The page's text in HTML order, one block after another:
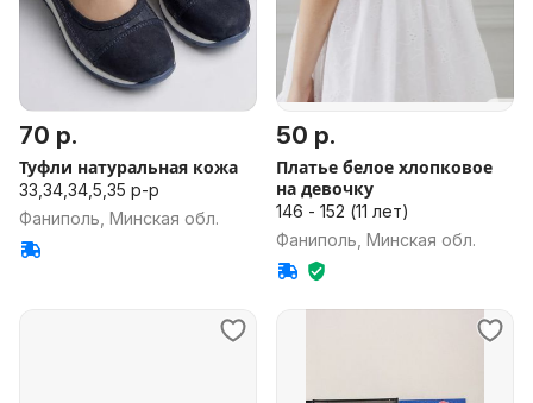
70 р.
Туфли натуральная кожа
33,34,34,5,35 р-р
Фаниполь, Минская обл.
50 р.
Платье белое хлопковое
на девочку
146 - 152 (11 лет)
Фаниполь, Минская обл.